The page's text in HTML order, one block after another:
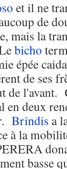
et il ne
de
mais la
bicho
épée
de ses
de l'avant.
en deux
Brindis a
à la
basse